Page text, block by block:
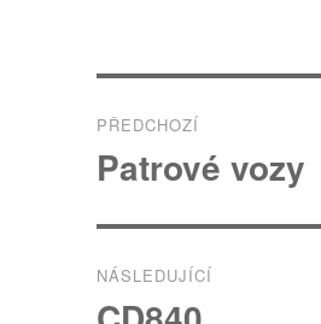
pro
PŘEDCHOZÍ
Předchozí
Patrové vozy
NÁSLEDUJÍCÍ
Následující